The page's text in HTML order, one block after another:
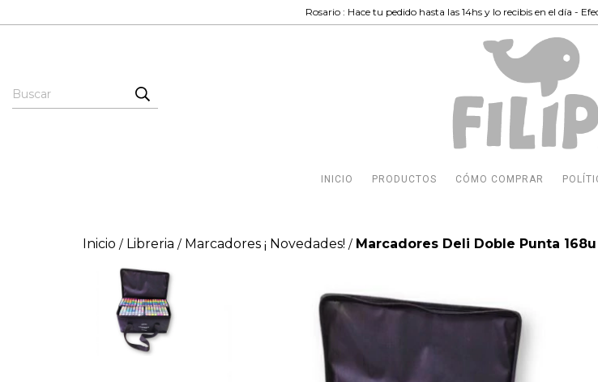
Rosario : Hace tu pedido hasta las 14hs y lo recibis en el día -
INICIO PRODUCTOS CÓMO COMPRAR
Inicio / Libreria / Marcadores ¡ Novedades! / Marcadores Deli Doble Punta 168u